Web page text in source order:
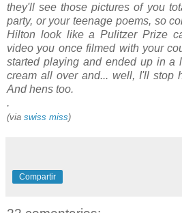
they'll see those pictures of you
party, or your teenage poems, so
Hilton look like a Pulitzer Prize
video you once filmed with your
started playing and ended up in a
cream all over and... well, I'll stop
And hens too.
.
(via swiss miss)
Compartir